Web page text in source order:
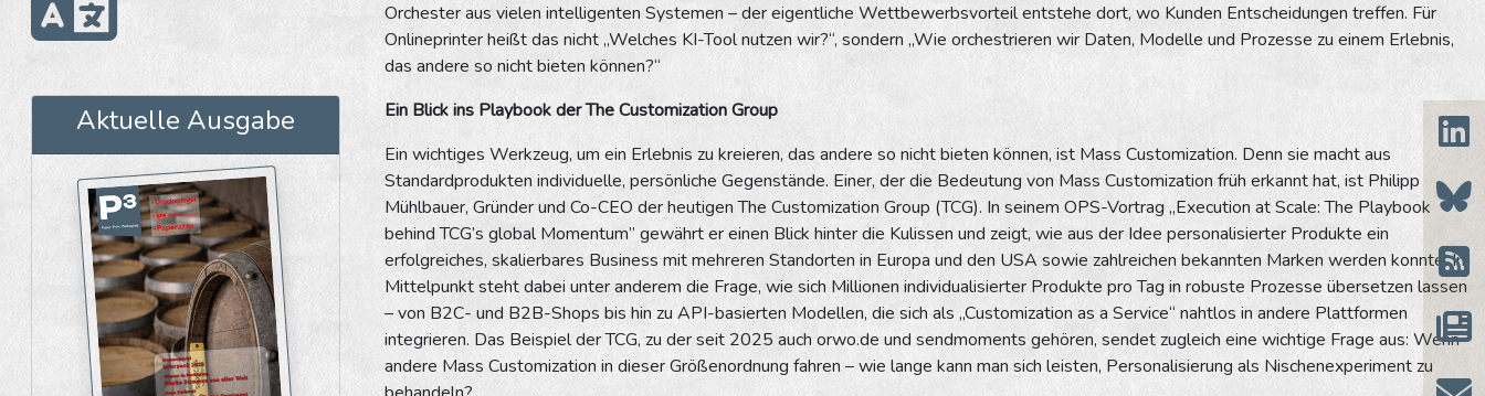
Aktuelle Ausgabe
Orchester aus vielen intelligenten Systemen – der eigentliche Wettbewerbsvorteil entstehe dort, wo Kunden Entscheidungen treffen. Für
Onlineprinter heißt das nicht „Welches KI-Tool nutzen wir?“, sondern „Wie orchestrieren wir Daten, Modelle und Prozesse zu einem Erlebnis,
das andere so nicht bieten können?“
Ein Blick ins Playbook der The Customization Group
Ein wichtiges Werkzeug, um ein Erlebnis zu kreieren, das andere so nicht bieten können, ist Mass Customization. Denn sie macht aus
Standardprodukten individuelle, persönliche Gegenstände. Einer, der die Bedeutung von Mass Customization früh erkannt hat, ist Philipp
Mühlbauer, Gründer und Co-CEO der heutigen The Customization Group (TCG). In seinem OPS-Vortrag „Execution at Scale: The Playbook
behind TCG’s global Momentum” gewährt er einen Blick hinter die Kulissen und zeigt, wie aus der Idee personalisierter Produkte ein
erfolgreiches, skalierbares Business mit mehreren Standorten in Europa und den USA sowie zahlreichen bekannten Marken werden konnte. Im
Mittelpunkt steht dabei unter anderem die Frage, wie sich Millionen individualisierter Produkte pro Tag in robuste Prozesse übersetzen lassen
– von B2C- und B2B-Shops bis hin zu API-basierten Modellen, die sich als „Customization as a Service“ nahtlos in andere Plattformen
integrieren. Das Beispiel der TCG, zu der seit 2025 auch orwo.de und sendmoments gehören, sendet zugleich eine wichtige Frage aus: Wenn
andere Mass Customization in dieser Größenordnung fahren – wie lange kann man sich leisten, Personalisierung als Nischenexperiment zu